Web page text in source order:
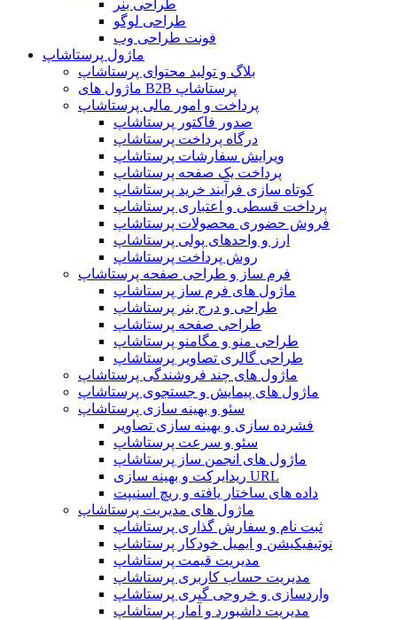
طراحی بنر
طراحی لوگو
فونت طراحی وب
ماژول پرستاشاپ
بلاگ و تولید محتوای پرستاشاپ
ماژول های B2B پرستاشاپ
پرداخت و امور مالی پرستاشاپ
صدور فاکتور پرستاشاپ
درگاه پرداخت پرستاشاپ
ویرایش سفارشات پرستاشاپ
پرداخت یک صفحه پرستاشاپ
کوتاه سازی فرآیند خرید پرستاشاپ
پرداخت قسطی و اعتباری پرستاشاپ
فروش حضوری محصولات پرستاشاپ
ارز و واحدهای پولی پرستاشاپ
روش پرداخت پرستاشاپ
فرم ساز و طراحی صفحه پرستاشاپ
ماژول های فرم ساز پرستاشاپ
طراحی و درج بنر پرستاشاپ
طراحی صفحه پرستاشاپ
طراحی منو و مگامنو پرستاشاپ
طراحی گالری تصاویر پرستاشاپ
ماژول های چند فروشندگی پرستاشاپ
ماژول های پیمایش و جستجوی پرستاشاپ
سئو و بهینه سازی پرستاشاپ
فشرده سازی و بهینه سازی تصاویر
سئو و سرعت پرستاشاپ
ماژول های انجمن ساز پرستاشاپ
ریدایرکت و بهینه سازی URL
داده های ساختار یافته و ریچ اسنیپت
ماژول های مدیریت پرستاشاپ
ثبت نام و سفارش گذاری پرستاشاپ
نوتیفیکیشن و ایمیل خودکار پرستاشاپ
مدیریت قیمت پرستاشاپ
مدیریت حساب کاربری پرستاشاپ
واردسازی و خروجی گیری پرستاشاپ
مدیریت داشبورد و آمار پرستاشاپ